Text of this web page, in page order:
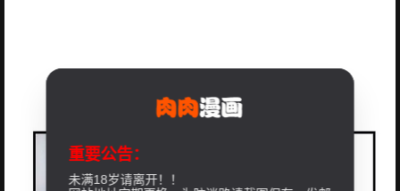
重要公告：
未满18岁请离开！！